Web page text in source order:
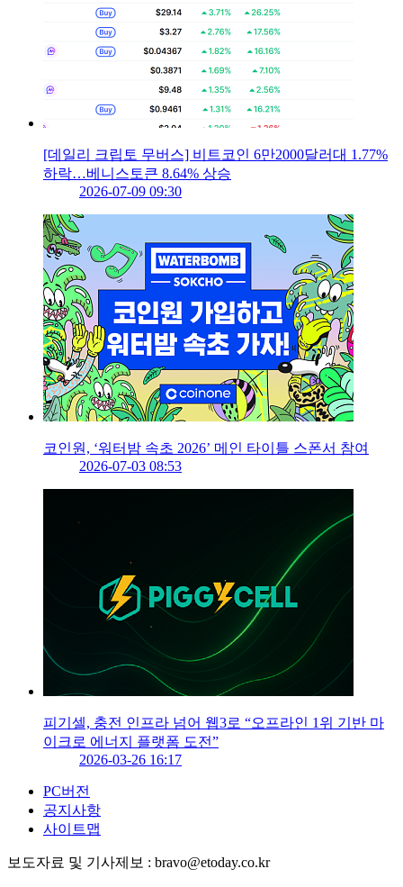
[데일리 크립토 무버스] 비트코인 6만2000달러대 1.77%
하락…베니스토큰 8.64% 상승
2026-07-09 09:30
코인원, ‘워터밤 속초 2026’ 메인 타이틀 스폰서 참여
2026-07-03 08:53
피기셀, 충전 인프라 넘어 웹3로 “오프라인 1위 기반 마
이크로 에너지 플랫폼 도전”
2026-03-26 16:17
PC버전
공지사항
사이트맵
보도자료 및 기사제보 : bravo@etoday.co.kr